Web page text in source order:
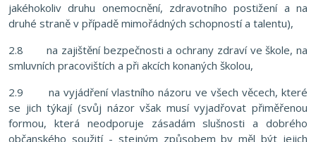
jakéhokoliv druhu onemocnění, zdravotního postižení a na
druhé straně v případě mimořádných schopností a talentu),
2.8 na zajištění bezpečnosti a ochrany zdraví ve škole, na
smluvních pracovištích a při akcích konaných školou,
2.9 na vyjádření vlastního názoru ve všech věcech, které
se jich týkají (svůj názor však musí vyjadřovat přiměřenou
formou, která neodporuje zásadám slušnosti a dobrého
občanského soužití - stejným způsobem by měl být jejich